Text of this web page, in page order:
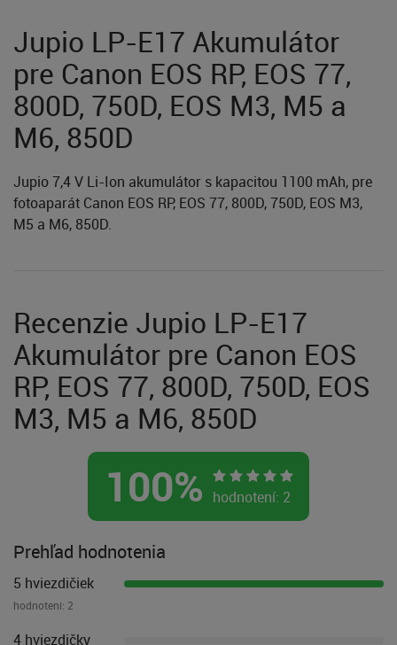
Jupio LP-E17 Akumulátor
pre Canon EOS RP, EOS 77,
800D, 750D, EOS M3, M5 a
M6, 850D
Jupio 7,4 V Li-Ion akumulátor s kapacitou 1100 mAh, pre
fotoaparát Canon EOS RP, EOS 77, 800D, 750D, EOS M3,
M5 a M6, 850D.
Recenzie Jupio LP-E17
Akumulátor pre Canon EOS
RP, EOS 77, 800D, 750D, EOS
M3, M5 a M6, 850D
100% hodnotení: 2
Prehľad hodnotenia
5 hviezdičiek
hodnotení: 2
4 hviezdičky